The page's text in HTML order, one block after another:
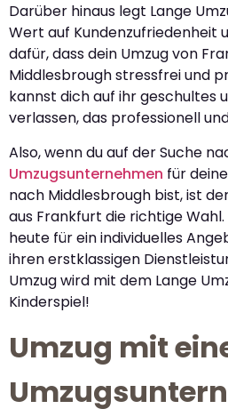
Darüber hinaus legt Lange
Wert auf Kundenzufriedenheit
dafür, dass dein Umzug von
Middlesbrough stressfrei und
kannst dich auf ihr geschultes
verlassen, das professionell
Also, wenn du auf der Suche
Umzugsunternehmen für
nach Middlesbrough bist, ist
aus Frankfurt die richtige
heute für ein individuelles
ihren erstklassigen
Umzug wird mit dem Lange
Kinderspiel!
Umzug mit